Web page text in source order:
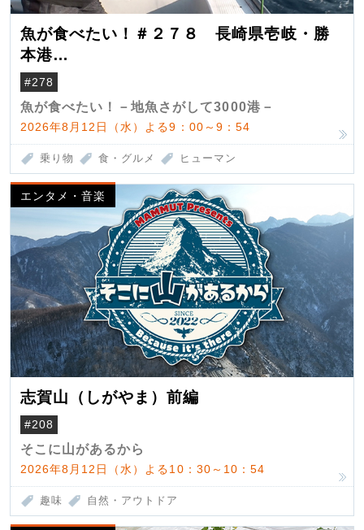
魚が食べたい！＃２７８ 長崎県壱岐・勝
本港
（クロマグロ）
#278
魚が食べたい！－地魚さがして3000港－
2026年8月12日（水）よる9：00～9：54
乗り物 食・グルメ ヒューマン
エンタメ・音楽
志賀山（しがやま）前編
#208
そこに山があるから
2026年8月12日（水）よる10：30～10：54
趣味 自然・アウトドア